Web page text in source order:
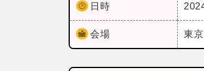
日時
会場 東京